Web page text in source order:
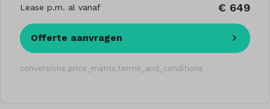
Lease p.m. al vanaf € 649
Offerte aanvragen
conversions.price_matrix.terms_and_conditions